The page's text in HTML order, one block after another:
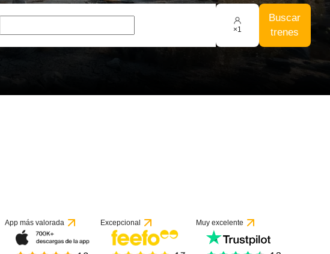
×1
Buscar
trenes
App más valorada Excepcional Muy excelente